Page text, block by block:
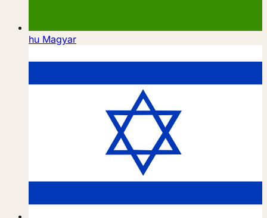
hu Magyar